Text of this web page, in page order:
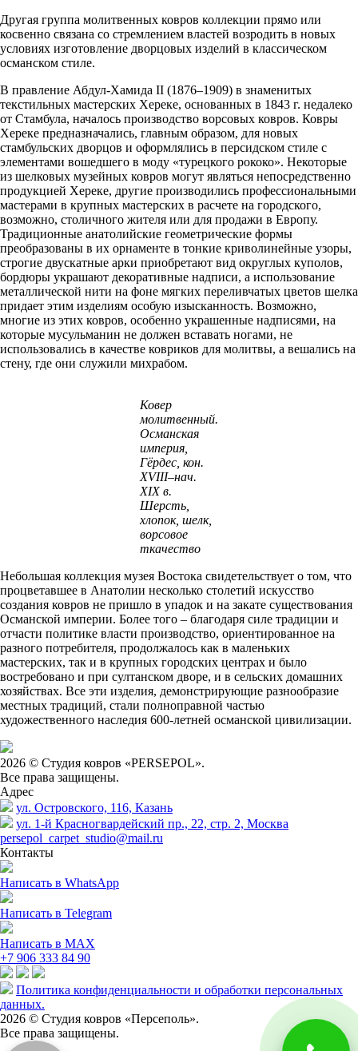
Другая группа молитвенных ковров коллекции прямо или
косвенно связана со стремлением властей возродить в новых
условиях изготовление дворцовых изделий в классическом
османском стиле.
В правление Абдул-Хамида II (1876–1909) в знаменитых
текстильных мастерских Хереке, основанных в 1843 г. недалеко
от Стамбула, началось производство ворсовых ковров. Ковры
Хереке предназначались, главным образом, для новых
стамбульских дворцов и оформлялись в персидском стиле с
элементами вошедшего в моду «турецкого рококо». Некоторые
из шелковых музейных ковров могут являться непосредственно
продукцией Хереке, другие производились профессиональными
мастерами в крупных мастерских в расчете на городского,
возможно, столичного жителя или для продажи в Европу.
Традиционные анатолийские геометрические формы
преобразованы в их орнаменте в тонкие криволинейные узоры,
строгие двускатные арки приобретают вид округлых куполов,
бордюры украшают декоративные надписи, а использование
металлической нити на фоне мягких переливчатых цветов шелка
придает этим изделиям особую изысканность. Возможно,
многие из этих ковров, особенно украшенные надписями, на
которые мусульманин не должен вставать ногами, не
использовались в качестве ковриков для молитвы, а вешались на
стену, где они служили михрабом.
Ковер
молитвенный.
Османская
империя,
Гёрдес, кон.
XVIII–нач.
XIX в.
Шерсть,
хлопок, шелк,
ворсовое
ткачество
Небольшая коллекция музея Востока свидетельствует о том, что
процветавшее в Анатолии несколько столетий искусство
создания ковров не пришло в упадок и на закате существования
Османской империи. Более того – благодаря силе традиции и
отчасти политике власти производство, ориентированное на
разного потребителя, продолжалось как в маленьких
мастерских, так и в крупных городских центрах и было
востребовано и при султанском дворе, и в сельских домашних
хозяйствах. Все эти изделия, демонстрирующие разнообразие
местных традиций, стали полноправной частью
художественного наследия 600-летней османской цивилизации.
2026 © Студия ковров «PERSEPOL».
Все права защищены.
Адрес
ул. Островского, 116, Казань
ул. 1-й Красногвардейский пр., 22, стр. 2, Москва
persepol_carpet_studio@mail.ru
Контакты
Написать в WhatsApp
Написать в Telegram
Написать в MAX
+7 906 333 84 90
Политика конфиденциальности и обработки персональных
данных.
2026 © Студия ковров «Персеполь».
Все права защищены.